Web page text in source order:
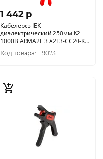
1 442 p
Кабелерез IEK
диэлектрический 250мм K2
1000В ARMA2L 3 A2L3-CC20-K2-
250
Код товара: 119073